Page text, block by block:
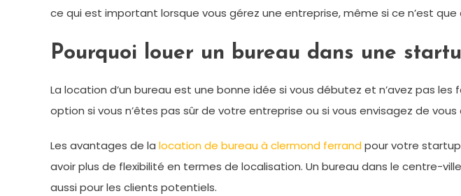
ce qui est important lorsque vous gérez une entreprise, même si ce n’est
Pourquoi louer un bureau dans une
La location d’un bureau est une bonne idée si vous débutez et n’avez pas
option si vous n’êtes pas sûr de votre entreprise ou si vous envisagez de vous
Les avantages de la location de bureau à clermond ferrandpour votre startup
avoir plus de flexibilité en termes de localisation. Un bureau dans le centre-
aussi pour les clients potentiels.